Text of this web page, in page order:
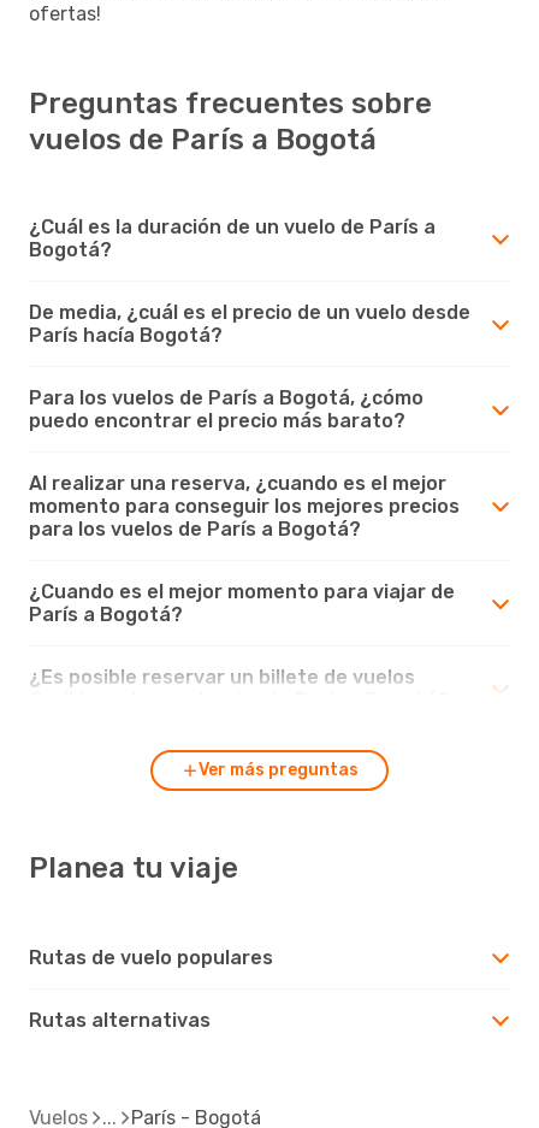
ofertas!
Preguntas frecuentes sobre
vuelos de París a Bogotá
¿Cuál es la duración de un vuelo de París a
Bogotá?
De media, ¿cuál es el precio de un vuelo desde
París hacía Bogotá?
Para los vuelos de París a Bogotá, ¿cómo
puedo encontrar el precio más barato?
Al realizar una reserva, ¿cuando es el mejor
momento para conseguir los mejores precios
para los vuelos de París a Bogotá?
¿Cuando es el mejor momento para viajar de
París a Bogotá?
¿Es posible reservar un billete de vuelos
Ver más preguntas
Planea tu viaje
Rutas de vuelo populares
Rutas alternativas
Vuelos París - Bogotá